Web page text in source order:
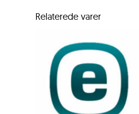
Relaterede varer